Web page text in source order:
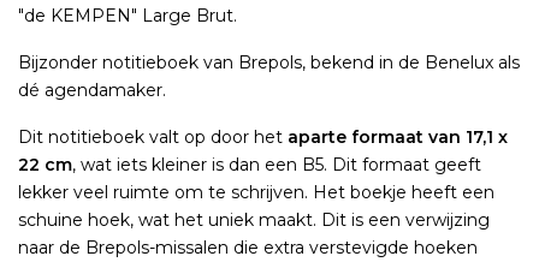
"de KEMPEN" Large Brut.
Bijzonder notitieboek van Brepols, bekend in de Benelux als
dé agendamaker.
Dit notitieboek valt op door het aparte formaat van 17,1 x
22 cm, wat iets kleiner is dan een B5. Dit formaat geeft
lekker veel ruimte om te schrijven. Het boekje heeft een
schuine hoek, wat het uniek maakt. Dit is een verwijzing
naar de Brepols-missalen die extra verstevigde hoeken